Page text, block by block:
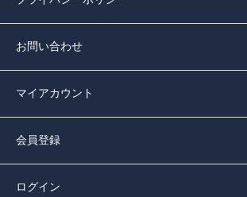
お問い合わせ
マイアカウント
会員登録
ログイン